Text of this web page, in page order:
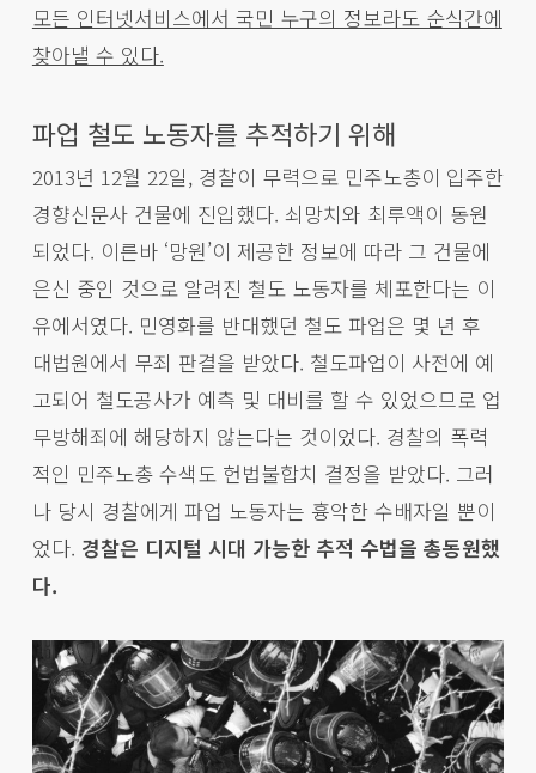
모든 인터넷서비스에서 국민 누구의 정보라도 순식간에
찾아낼 수 있다.
파업 철도 노동자를 추적하기 위해
2013년 12월 22일, 경찰이 무력으로 민주노총이 입주한
경향신문사 건물에 진입했다. 쇠망치와 최루액이 동원
되었다. 이른바 ‘망원’이 제공한 정보에 따라 그 건물에
은신 중인 것으로 알려진 철도 노동자를 체포한다는 이
유에서였다. 민영화를 반대했던 철도 파업은 몇 년 후
대법원에서 무죄 판결을 받았다. 철도파업이 사전에 예
고되어 철도공사가 예측 및 대비를 할 수 있었으므로 업
무방해죄에 해당하지 않는다는 것이었다. 경찰의 폭력
적인 민주노총 수색도 헌법불합치 결정을 받았다. 그러
나 당시 경찰에게 파업 노동자는 흉악한 수배자일 뿐이
었다. 경찰은 디지털 시대 가능한 추적 수법을 총동원했
다.